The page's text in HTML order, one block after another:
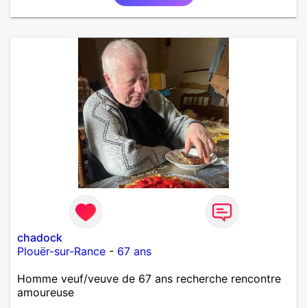
chadock
Plouër-sur-Rance - 67 ans
Homme veuf/veuve de 67 ans recherche rencontre
amoureuse